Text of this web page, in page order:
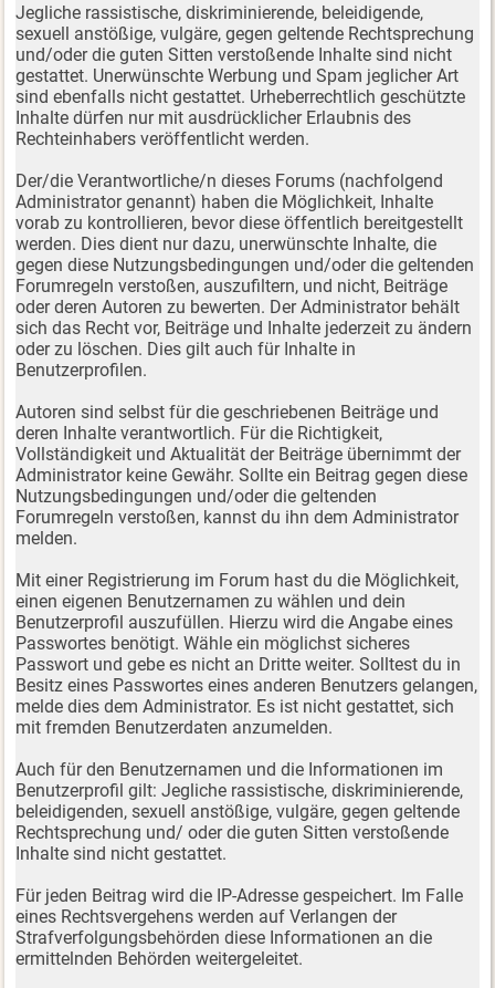
Jegliche rassistische, diskriminierende, beleidigende,
sexuell anstößige, vulgäre, gegen geltende Rechtsprechung
und/oder die guten Sitten verstoßende Inhalte sind nicht
gestattet. Unerwünschte Werbung und Spam jeglicher Art
sind ebenfalls nicht gestattet. Urheberrechtlich geschützte
Inhalte dürfen nur mit ausdrücklicher Erlaubnis des
Rechteinhabers veröffentlicht werden.
Der/die Verantwortliche/n dieses Forums (nachfolgend
Administrator genannt) haben die Möglichkeit, Inhalte
vorab zu kontrollieren, bevor diese öffentlich bereitgestellt
werden. Dies dient nur dazu, unerwünschte Inhalte, die
gegen diese Nutzungsbedingungen und/oder die geltenden
Forumregeln verstoßen, auszufiltern, und nicht, Beiträge
oder deren Autoren zu bewerten. Der Administrator behält
sich das Recht vor, Beiträge und Inhalte jederzeit zu ändern
oder zu löschen. Dies gilt auch für Inhalte in
Benutzerprofilen.
Autoren sind selbst für die geschriebenen Beiträge und
deren Inhalte verantwortlich. Für die Richtigkeit,
Vollständigkeit und Aktualität der Beiträge übernimmt der
Administrator keine Gewähr. Sollte ein Beitrag gegen diese
Nutzungsbedingungen und/oder die geltenden
Forumregeln verstoßen, kannst du ihn dem Administrator
melden.
Mit einer Registrierung im Forum hast du die Möglichkeit,
einen eigenen Benutzernamen zu wählen und dein
Benutzerprofil auszufüllen. Hierzu wird die Angabe eines
Passwortes benötigt. Wähle ein möglichst sicheres
Passwort und gebe es nicht an Dritte weiter. Solltest du in
Besitz eines Passwortes eines anderen Benutzers gelangen,
melde dies dem Administrator. Es ist nicht gestattet, sich
mit fremden Benutzerdaten anzumelden.
Auch für den Benutzernamen und die Informationen im
Benutzerprofil gilt: Jegliche rassistische, diskriminierende,
beleidigenden, sexuell anstößige, vulgäre, gegen geltende
Rechtsprechung und/ oder die guten Sitten verstoßende
Inhalte sind nicht gestattet.
Für jeden Beitrag wird die IP-Adresse gespeichert. Im Falle
eines Rechtsvergehens werden auf Verlangen der
Strafverfolgungsbehörden diese Informationen an die
ermittelnden Behörden weitergeleitet.